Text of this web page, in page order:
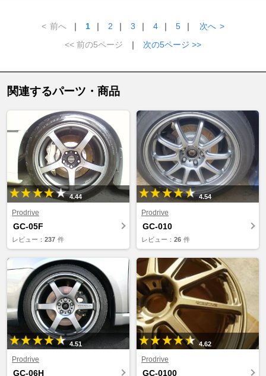
< 前へ ｜ 1 ｜ 2 ｜ 3 ｜ 4 ｜ 5 ｜ 次へ >
<< 前の5ページ
｜ 次の5ページ >>
関連するパーツ・商品
4.44
Prodrive
GC-05F
レビュー： 237 件
4.54
Prodrive
GC-010
レビュー： 26 件
4.51
Prodrive
GC-06H
4.62
Prodrive
GC-0100